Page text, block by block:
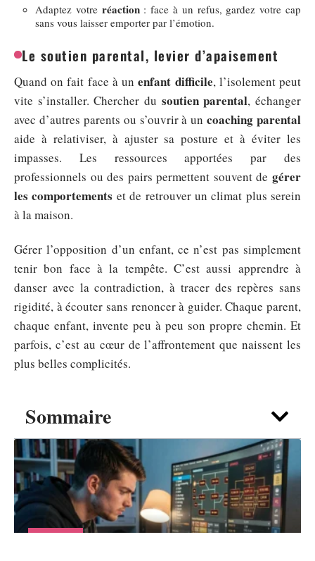
Sommaire
Adaptez votre réaction: face à un refus, gardez votre cap
sans vous laisser emporter par l’émotion.
Le soutien parental, levier d’apaisement
Quand on fait face à unenfant difficile, l’isolement peut
vite s’installer. Chercher du soutien parental, échanger
avec d’autres parents ou s’ouvrir à uncoaching parental
aide à relativiser, à ajuster sa posture et à éviter les
impasses. Les ressources apportées par des
professionnels ou des pairs permettent souvent de gérer
les comportements et de retrouver un climat plus serein
à la maison.
Gérer l’opposition d’un enfant, ce n’est pas simplement
tenir bon face à la tempête. C’est aussi apprendre à
danser avec la contradiction, à tracer des repères sans
rigidité, à écouter sans renoncer à guider. Chaque parent,
chaque enfant, invente peu à peu son propre chemin. Et
parfois, c’est au cœur de l’affrontement que naissent les
plus belles complicités.